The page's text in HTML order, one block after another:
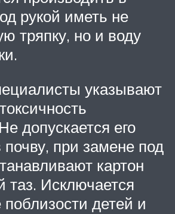
рукой иметь не
тряпку, но и воду
указывают
допускается его
при замене под
картон
таз. Исключается
поблизости детей и